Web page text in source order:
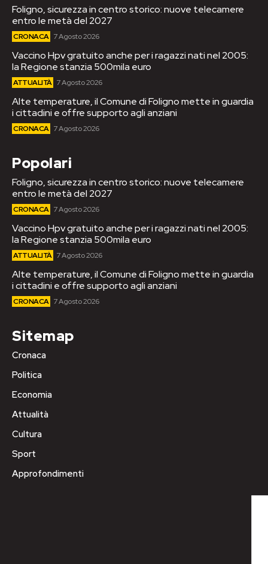
Foligno, sicurezza in centro storico: nuove telecamere
entro le metà del 2027
CRONACA 7 Agosto 2026
Vaccino Hpv gratuito anche per i ragazzi nati nel 2005:
la Regione stanzia 500mila euro
ATTUALITÀ 7 Agosto 2026
Alte temperature, il Comune di Foligno mette in guardia
i cittadini e offre supporto agli anziani
CRONACA 7 Agosto 2026
Popolari
Foligno, sicurezza in centro storico: nuove telecamere
entro le metà del 2027
CRONACA 7 Agosto 2026
Vaccino Hpv gratuito anche per i ragazzi nati nel 2005:
la Regione stanzia 500mila euro
ATTUALITÀ 7 Agosto 2026
Alte temperature, il Comune di Foligno mette in guardia
i cittadini e offre supporto agli anziani
CRONACA 7 Agosto 2026
Sitemap
Cronaca
Politica
Economia
Attualità
Cultura
Sport
Approfondimenti